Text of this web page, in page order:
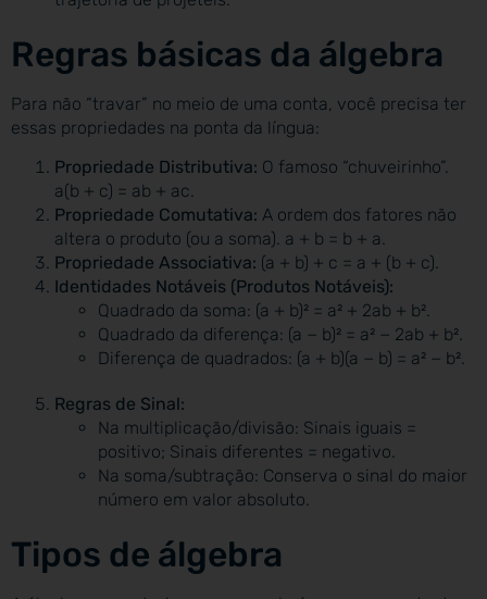
Regras básicas da álgebra
Para não “travar” no meio de uma conta, você precisa ter
essas propriedades na ponta da língua:
Propriedade Distributiva: O famoso “chuveirinho”.
a(b + c) = ab + ac.
Propriedade Comutativa: A ordem dos fatores não
altera o produto (ou a soma). a + b = b + a.
Propriedade Associativa: (a + b) + c = a + (b + c).
Identidades Notáveis (Produtos Notáveis):
Quadrado da soma: (a + b)² = a² + 2ab + b².
Quadrado da diferença: (a − b)² = a² − 2ab + b².
Diferença de quadrados: (a + b)(a − b) = a² − b².
Regras de Sinal:
Na multiplicação/divisão: Sinais iguais =
positivo; Sinais diferentes = negativo.
Na soma/subtração: Conserva o sinal do maior
número em valor absoluto.
Tipos de álgebra